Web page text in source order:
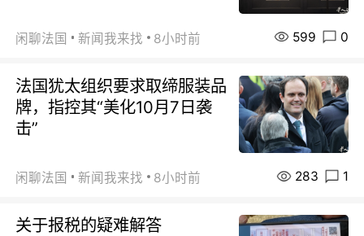
闲聊法国 新闻我来找 8小时前 599 0
法国犹太组织要求取缔服装品
牌，指控其“美化10月7日袭
击”
闲聊法国 新闻我来找 8小时前 283 1
关于报税的疑难解答